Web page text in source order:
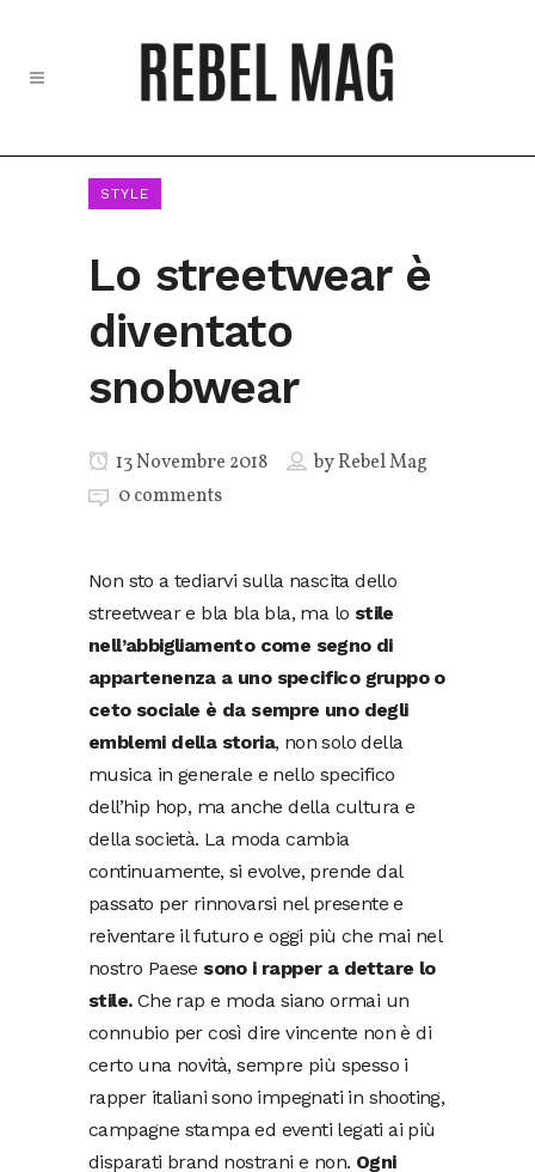
STYLE
Lo streetwear è
diventato
snobwear
13 Novembre 2018 byRebel Mag
0 comments
Non sto a tediarvi sulla nascita dello
streetwear e bla bla bla, ma lo stile
nell’abbigliamento come segno di
appartenenza a uno specifico gruppo o
ceto sociale è da sempre uno degli
emblemi della storia, non solo della
musica in generale e nello specifico
dell’hip hop, ma anche della cultura e
della società. La moda cambia
continuamente, si evolve, prende dal
passato per rinnovarsi nel presente e
reiventare il futuro e oggi più che mai nel
nostro Paese sono i rapper a dettare lo
stile.Che rap e moda siano ormai un
connubio per così dire vincente non è di
certo una novità, sempre più spesso i
rapper italiani sono impegnati in shooting,
campagne stampa ed eventi legati ai più
disparati brand nostrani e non. Ogni